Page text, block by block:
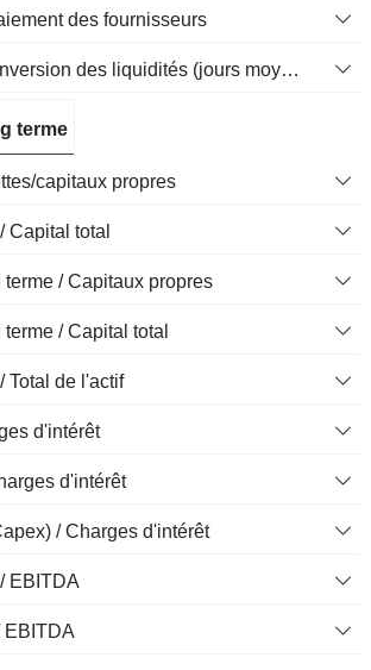
des fournisseurs
Cycle de conversion des liquidités (jours moyens)
terme
capitaux propres
Capital total
terme / Capitaux propres
/ Capital total
Total de l'actif
d'intérêt
d'intérêt
/ Charges d'intérêt
EBITDA
EBITDA